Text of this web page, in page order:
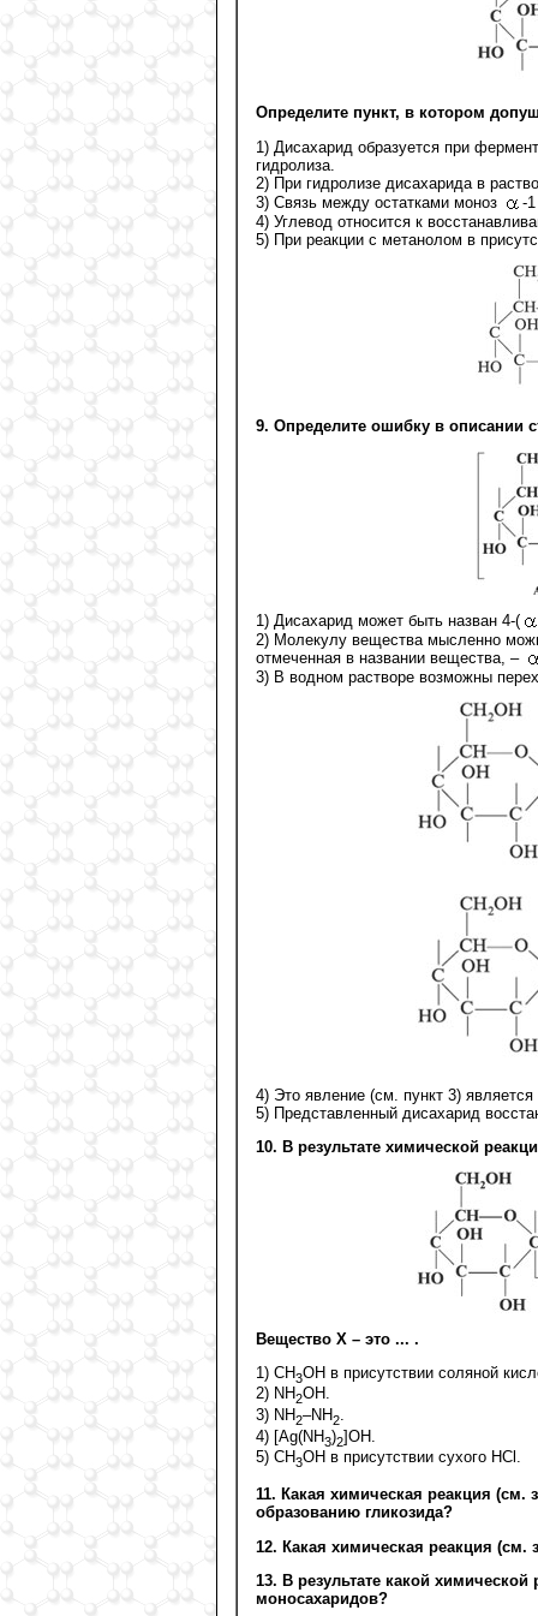
Определите пункт, в котором
1) Дисахарид образуется при
гидролиза.
2) При гидролизе дисахарида в
3) Связь между остатками моноз
-
4) Углевод относится к
5) При реакции с метанолом в
9. Определите ошибку в описании
1) Дисахарид может быть назван 4-(
2) Молекулу вещества мысленно
отмеченная в названии вещества, –
3) В водном растворе возможны
4) Это явление (см. пункт 3)
5) Представленный дисахарид
10. В результате химической
Вещество X – это ... .
1) СН3ОН в присутствии соляной
2) NH2ОН.
3) NH2–NH2.
4) [Ag(NH3)2]OH.
5) СН3ОН в присутствии сухого HCl.
11. Какая химическая реакция (см.
образованию гликозида?
12. Какая химическая реакция (см.
13. В результате какой
моносахаридов?